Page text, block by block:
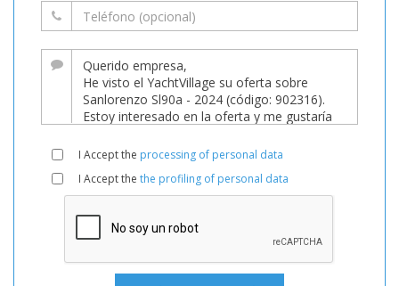
I Accept the processing of personal data
I Accept the the profiling of personal data